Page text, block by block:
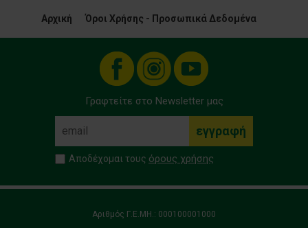
Αρχική Όροι Χρήσης - Προσωπικά Δεδομένα
Αριθμός Γ.Ε.ΜΗ.: 000100001000
Γραφτείτε στο Newsletter μας
Αποδέχομαι τους όρους χρήσης